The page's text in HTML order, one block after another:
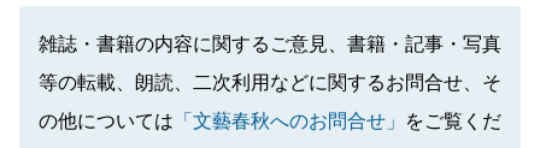
雑誌・書籍の内容に関するご意見、書籍・記事・写真
等の転載、朗読、二次利用などに関するお問合せ、そ
の他については 「文藝春秋へのお問合せ」
をご覧くだ